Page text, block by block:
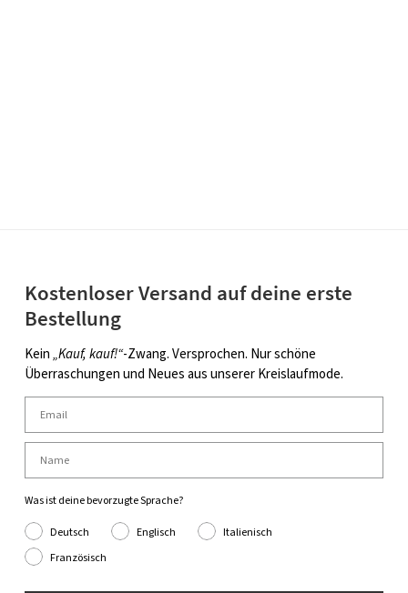
Kostenloser Versand auf deine erste
Bestellung
Kein„Kauf, kauf!“-Zwang. Versprochen. Nur schöne
Überraschungen und Neues aus unserer Kreislaufmode.
Was ist deine bevorzugte Sprache?
Deutsch Englisch
Italienisch
Französisch